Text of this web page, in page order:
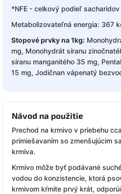
*NFE - celkový podieľ sacharidov
Metabolizovateľná energia: 367
Stopové prvky na 1kg:
mg, Monohydrát síranu
síranu manganitého 35 mg,
15 mg, Jodičnan vápenatý
Návod na použitie
Prechod na krmivo v priebehu
primiešavaním so zmenšujúcim
krmiva.
Krmivo môže byť podávané
vodou do konzistencie, ktorá
krmivom kŕmite prvý krát,